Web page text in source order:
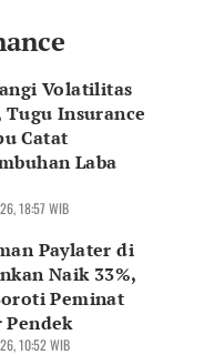
Volatilitas
Tugu Insurance
Catat
Laba
18:57 WIB
Paylater di
Naik 33%,
Peminat
Pendek
10:52 WIB